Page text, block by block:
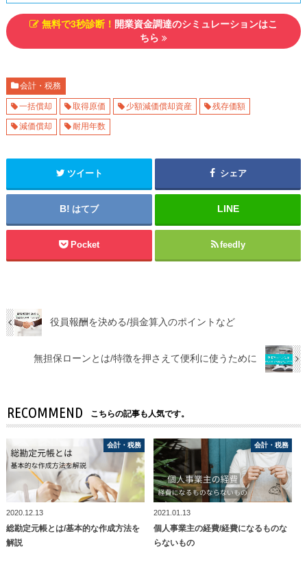
無料で3秒診断！ 開業資金調達のシミュレーションはこ
ちら
会計・税務
一括償却 取得原価 少額減価償却資産 残存価額
減価償却 耐用年数
ツイート シェア
はてブ
Pocket feedly
役員報酬を決める/損金算入のポイントなど
無担保ローンとは/特徴を押さえて便利に使うために
RECOMMEND こちらの記事も人気です。
会計・税務
会計・税務
2020.12.13
総勘定元帳とは/基本的な作成方法を
解説
会計・税務
会計・税務
2021.01.13
個人事業主の経費/経費になるものな
らないもの